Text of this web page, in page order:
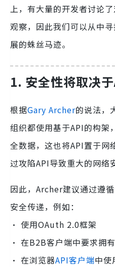
上，有大量的开发者讨论
观察，因此我们可以从中
展的蛛丝马迹。
1. 安全性将取决
根据Gary Archer的说法，
组织都使用基于API的构架
全数据，这也将API置于网
过攻陷API导致重大的网络
因此，Archer建议通过遵
安全传递，例如：
· 使用OAuth 2.0框架
· 在B2B客户端中要求拥
· 在浏览器API客户端中